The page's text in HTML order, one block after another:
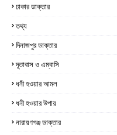
ঢাকার ডাক্তার
তথ্য
দিনাজপুর ডাক্তার
দূতাবাস ও এম্বাসি
ধনী হওয়ার আমল
ধনী হওয়ার উপায়
নারায়ণগঞ্জ ডাক্তার